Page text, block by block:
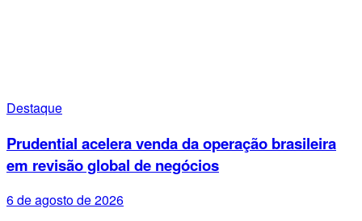
Destaque
Prudential acelera venda da operação brasileira
em revisão global de negócios
6 de agosto de 2026